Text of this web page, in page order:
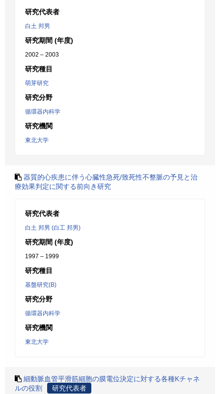
研究代表者
白土 邦男
研究期間 (年度)
2002 – 2003
研究種目
萌芽研究
研究分野
循環器内科学
研究機関
東北大学
器質的心疾患に伴う心臓性急死/致死性不整脈の予見と治
療効果判定に関する前向き研究
研究代表者
白土 邦男 (白工 邦男)
研究期間 (年度)
1997 – 1999
研究種目
基盤研究(B)
研究分野
循環器内科学
研究機関
東北大学
細動脈血管平滑筋細胞の膜電位決定に対する各種Kチャネ
ルの役割
研究代表者